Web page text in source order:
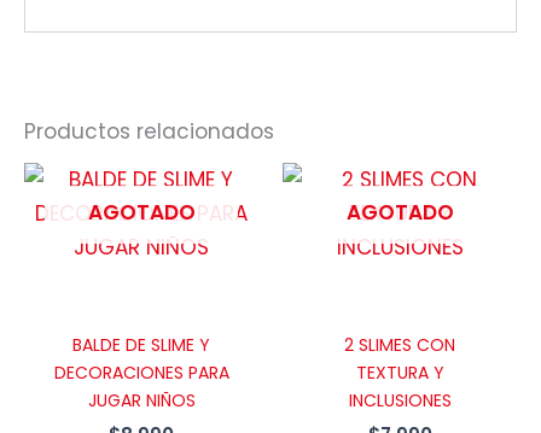
Productos relacionados
AGOTADO
BALDE DE SLIME Y
DECORACIONES PARA
JUGAR NIÑOS
AGOTADO
2 SLIMES CON
TEXTURA Y
INCLUSIONES